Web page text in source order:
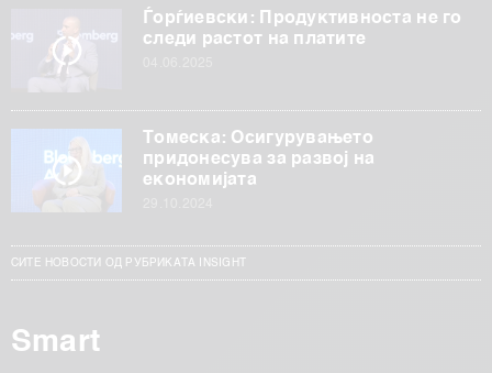
Ѓорѓиевски: Продуктивноста не го
следи растот на платите
Томеска: Осигурувањето
придонесува за развој на
економијата
СИТЕ НОВОСТИ ОД РУБРИКАТА INSIGHT
Smart